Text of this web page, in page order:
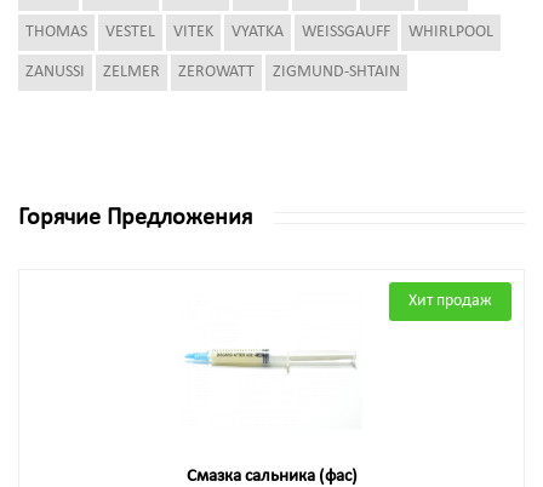
THOMAS VESTEL VITEK VYATKA WEISSGAUFF WHIRLPOOL
ZANUSSI ZELMER ZEROWATT ZIGMUND-SHTAIN
Горячие Предложения
Хит продаж
Смазка сальника (фас)